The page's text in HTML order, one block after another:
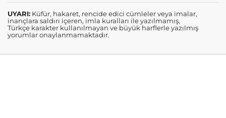
UYARI: Küfür, hakaret, rencide edici cümleler veya imalar,
inançlara saldırı içeren, imla kuralları ile yazılmamış,
Türkçe karakter kullanılmayan ve büyük harflerle yazılmış
yorumlar onaylanmamaktadır.